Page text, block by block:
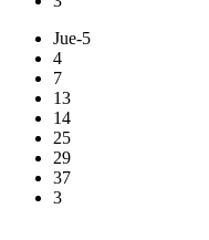
Jue-5
4
7
13
14
25
29
37
3